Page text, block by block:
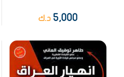
5,000 د.ك